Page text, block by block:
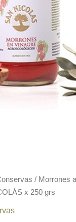
/ Morrones
x 250 grs